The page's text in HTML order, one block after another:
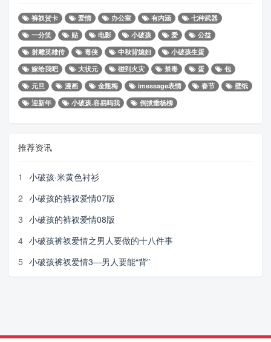
裤衩贺卡 爱情 办公室 有内涵
七种武器
一分笑
贴 电影 小破孩 爱
公益
射雕英雄传
毒侠 中秋背媳妇
小破孩生蛋
嫁给我吧
大状元 碰到火灾 禁毒 蛋
包
元旦
漫画 金瓶梅 imessage表情 春节
壁纸
迎新年
小破孩.容易吗我 倒拔垂杨柳
推荐资讯
1
小破孩·米黄色衬衫
2 小破孩的裤衩爱情07版
3 小破孩的裤衩爱情08版
4 小破孩裤衩爱情之男人要做的十八件事
5 小破孩裤衩爱情3—男人要能“背”